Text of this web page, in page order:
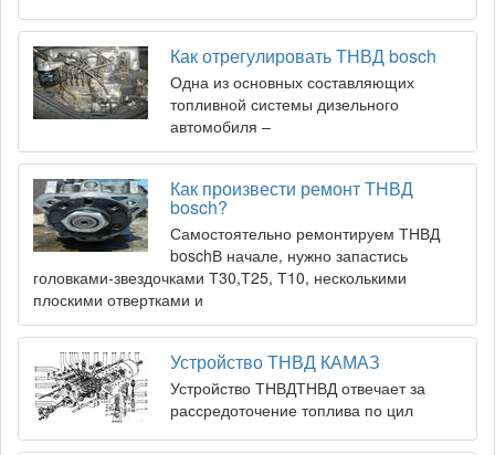
Как отрегулировать ТНВД bosch
Одна из основных составляющих
топливной системы дизельного
автомобиля –
Как произвести ремонт ТНВД
bosch?
Самостоятельно ремонтируем ТНВД
boschВ начале, нужно запастись
головками-звездочками Т30,Т25, Т10, несколькими
плоскими отвертками и
Устройство ТНВД КАМАЗ
Устройство ТНВДТНВД отвечает за
рассредоточение топлива по цил